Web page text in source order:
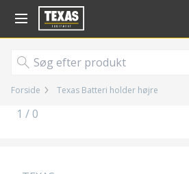
Gå til kurv (
Forside Texas Batteri holder højre
1 / 0